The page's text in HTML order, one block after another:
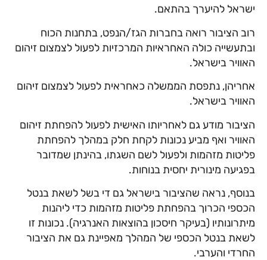
ישראל להיערך בהתאם.
רוב הציבור רואה בחברות הגז/הנפט, בתחנות הכוח
ובתעשייה כולה האחראיות המרכזיות לפעול לצמצום זיהום
האוויר בישראל.
אחריהן, נתפסת הממשלה כאחראית לפעול לצמצום זיהום
האוויר בישראל.
הציבור מודע גם לאחריותו האישית לפעול להפחתת זיהום
האוויר ואף מביע נכונות לקחת חלק במהלך להפחתת
פליטות מזהמות ולפעול לשם השגתו, בהינתן שמדובר
בפגיעה מינורית יחסית בנוחות.
בנוסף, נראה שהציבור בישראל גם די בשל לשאת בנטל
הכספי הכרוך בהפחתת פליטות מזהמות כדי ליהנות
מיתרונותיו (בעיקר חיסכון בהוצאות האנרגיה). נכונות זו
לשאת בנטל הכספי של המהלך מאפיינת גם את הציבור
החרדי והערבי.